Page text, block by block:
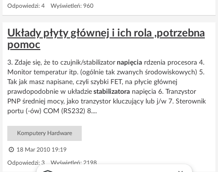
Odpowiedzi: 4 Wyświetleń: 960
Układy płyty głównej i ich rola ,potrzebna
pomoc
3. Zdaje się, że to czujnik/stabilizator napięcia rdzenia procesora 4.
Monitor temperatur itp. (ogólnie tak zwanych środowiskowych) 5.
Tak jak masz napisane, czyli szybki FET, na płycie głównej
prawdopodobnie w układzie stabilizatora napięcia 6. Tranzystor
PNP średniej mocy, jako tranzystor kluczujący lub j/w 7. Sterownik
portu (-ów) COM (RS232) 8....
Komputery Hardware
18 Mar 2010 19:19
Odpowiedzi: 3 Wyświetleń: 2198